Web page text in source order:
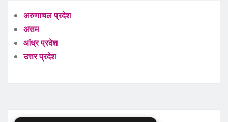
अरुणाचल प्रदेश
असम
आंध्र प्रदेश
उत्तर प्रदेश